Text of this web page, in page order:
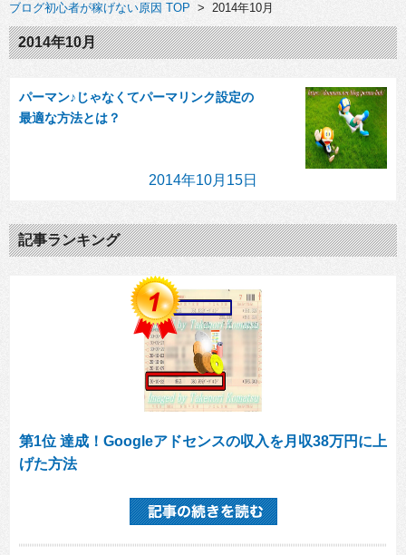
ブログ初心者が稼げない原因 TOP > 2014年10月
2014年10月
パーマン♪じゃなくてパーマリンク設定の
最適な方法とは？
2014年10月15日
記事ランキング
第1位 達成！Googleアドセンスの収入を月収38万円に上
げた方法